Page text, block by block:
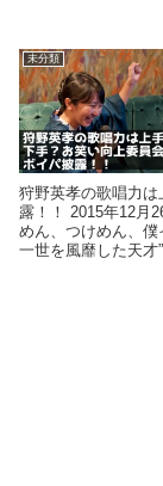
未分類
狩野英孝の歌唱力
露！！ 2015年12月
めん、つけめん、
一世を風靡した天才